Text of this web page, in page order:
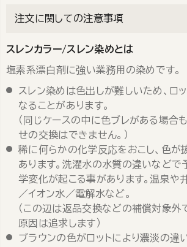
注文に関しての注意事項
スレンカラー/スレン染めとは
塩素系漂白剤に強い業務用の染めです。
スレン染めは色出しが難しいため、ロ
なることがあります。
（同じケースの中に色ブレがある場合
せの交換はできません。）
稀に何らかの化学反応をおこし、色が
あります。洗濯水の水質の違いなどで
学変化が起こる事があります。温泉や
／イオン水／電解水など。
（この辺は返品交換などの補償対象外
原因は追求します）
ブラウンの色がロットにより濃淡の違